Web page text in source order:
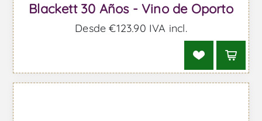
Blackett 30 Años - Vino de Oporto
Desde €123,90 IVA incl.